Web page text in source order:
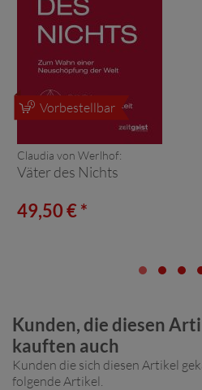
Vorbestellbar
Claudia von Werlhof:
Väter des Nichts
49,50 € *
Kunden, die diesen
kauften auch
Kunden die sich diesen Artikel
folgende Artikel.